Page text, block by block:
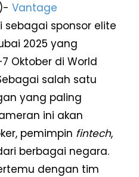
Vantage
sebagai sponsor elite
2025 yang
Oktober di World
salah satu
yang paling
ini akan
pemimpin fintech,
berbagai negara.
dengan tim